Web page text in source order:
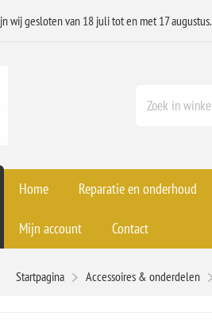
wij gesloten van 18 juli tot en met 17 augustus.
Home Reparatie en onderhoud
Mijn account Contact
Startpagina Accessoires & onderdelen